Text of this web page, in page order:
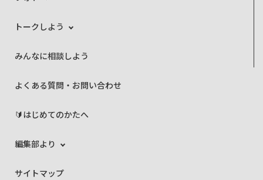
トークしよう
みんなに相談しよう
よくある質問・お問い合わせ
🔰はじめてのかたへ
編集部より
サイトマップ